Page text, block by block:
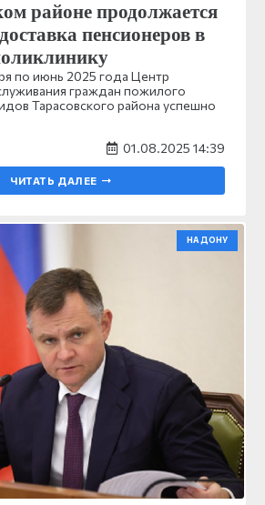
районе продолжается
пенсионеров в
по июнь 2025 года Центр
граждан пожилого
Тарасовского района успешно
01.08.2025 14:39
ЧИТАТЬ ДАЛЕЕ
НА ДОНУ